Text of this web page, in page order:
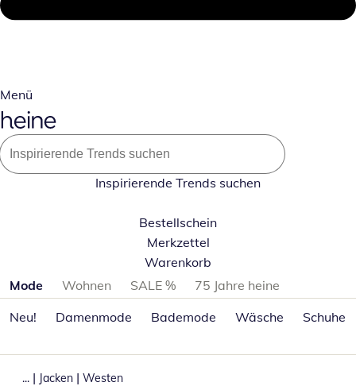
Menü
Inspirierende Trends suchen
Bestellschein
Merkzettel
Warenkorb
Produktkategorien überspringen
Mode Wohnen SALE %
75 Jahre heine
Neu!
Damenmode Bademode Wäsche Schuhe
... | Jacken | Westen